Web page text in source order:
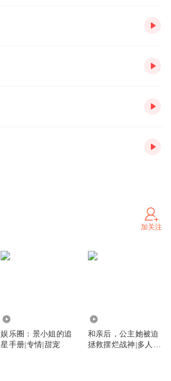
加关注
娱乐圈：景小姐的追
星手册|专情|甜宠
和亲后，公主她被迫
拯救摆烂战神|多人精